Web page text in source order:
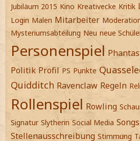
Jubiläum 2015 Kino Kreativecke Kritik
Login Malen Mitarbeiter
Mysteriumsabteilung Neu neue
Personenspiel
Politik Profil PS Punkte
Quidditch Ravenclaw Regeln
Rollenspiel Rowling
Signatur Slytherin Social Media Songs
Stellenausschreibung Stimmung